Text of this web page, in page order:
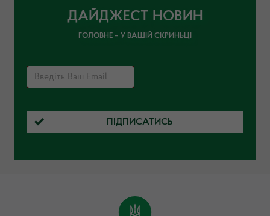
ДАЙДЖЕСТ НОВИН
ГОЛОВНЕ – У ВАШІЙ СКРИНЬЦІ
ПІДПИСАТИСЬ